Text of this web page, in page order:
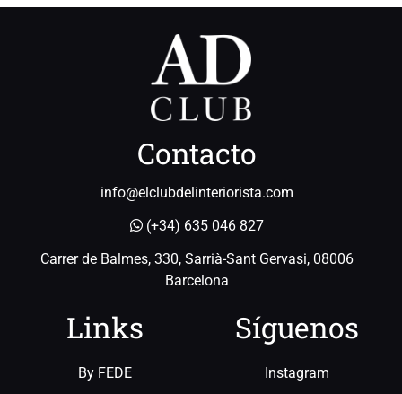
Contacto
info@elclubdelinteriorista.com
(+34) 635 046 827
Carrer de Balmes, 330, Sarrià-Sant Gervasi, 08006
Barcelona
Links
By FEDE
Síguenos
Instagram